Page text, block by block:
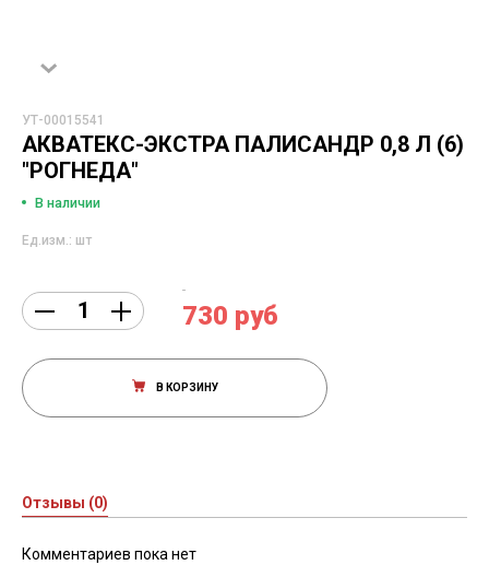
УТ-00015541
АКВАТЕКС-ЭКСТРА ПАЛИСАНДР 0,8 Л (6)
"РОГНЕДА"
В наличии
Ед.изм.: шт
730 руб
В КОРЗИНУ
Отзывы (0)
Комментариев пока нет